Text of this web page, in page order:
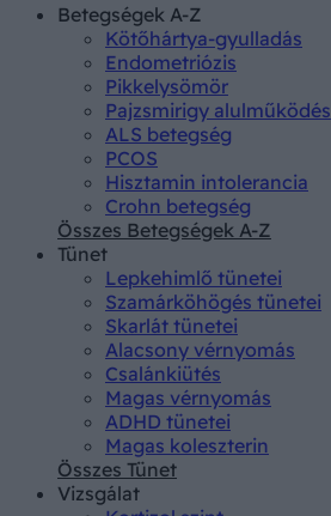
Betegségek A-Z
Kötőhártya-gyulladás
Endometriózis
Pikkelysömör
Pajzsmirigy alulműködés
ALS betegség
PCOS
Hisztamin intolerancia
Crohn betegség
Összes Betegségek A-Z
Tünet
Lepkehimlő tünetei
Szamárköhögés tünetei
Skarlát tünetei
Alacsony vérnyomás
Csalánkiütés
Magas vérnyomás
ADHD tünetei
Magas koleszterin
Összes Tünet
Vizsgálat